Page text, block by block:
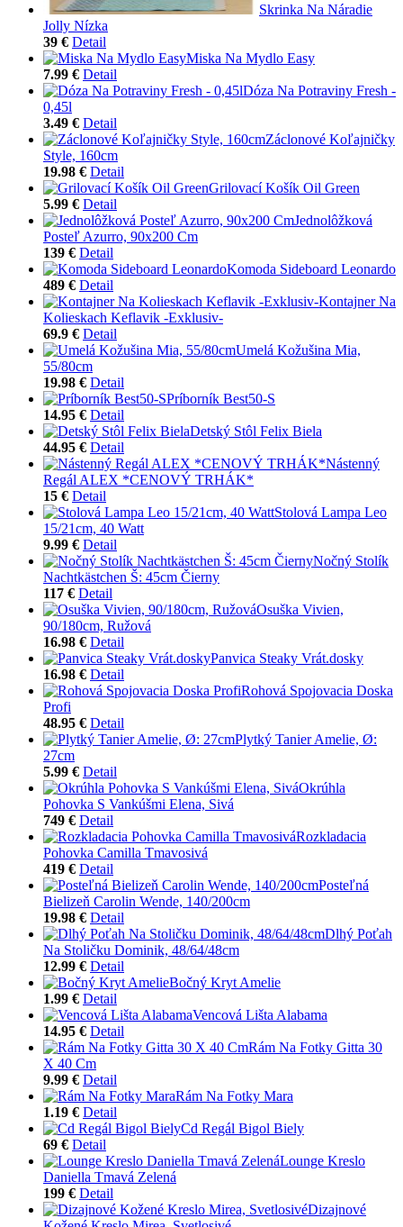
Skrinka Na Náradie
Jolly Nízka
39 € Detail
Miska Na Mydlo Easy
7.99 € Detail
Dóza Na Potraviny Fresh -
0,45l
3.49 € Detail
Záclonové Koľajničky
Style, 160cm
19.98 € Detail
Grilovací Košík Oil Green
5.99 € Detail
Jednolôžková
Posteľ Azurro, 90x200 Cm
139 € Detail
Komoda Sideboard Leonardo
489 € Detail
Kontajner Na
Kolieskach Keflavik -Exklusiv-
69.9 € Detail
Umelá Kožušina Mia,
55/80cm
19.98 € Detail
Príborník Best50-S
14.95 € Detail
Detský Stôl Felix Biela
44.95 € Detail
Nástenný
Regál ALEX *CENOVÝ TRHÁK*
15 € Detail
Stolová Lampa Leo
15/21cm, 40 Watt
9.99 € Detail
Nočný Stolík
Nachtkästchen Š: 45cm Čierny
117 € Detail
Osuška Vivien,
90/180cm, Ružová
16.98 € Detail
Panvica Steaky Vrát.dosky
16.98 € Detail
Rohová Spojovacia Doska
Profi
48.95 € Detail
Plytký Tanier Amelie, Ø:
27cm
5.99 € Detail
Okrúhla
Pohovka S Vankúšmi Elena, Sivá
749 € Detail
Rozkladacia
Pohovka Camilla Tmavosivá
419 € Detail
Posteľná
Bielizeň Carolin Wende, 140/200cm
19.98 € Detail
Dlhý Poťah
Na Stoličku Dominik, 48/64/48cm
12.99 € Detail
Bočný Kryt Amelie
1.99 € Detail
Vencová Lišta Alabama
14.95 € Detail
Rám Na Fotky Gitta 30
X 40 Cm
9.99 € Detail
Rám Na Fotky Mara
1.19 € Detail
Cd Regál Bigol Biely
69 € Detail
Lounge Kreslo
Daniella Tmavá Zelená
199 € Detail
Dizajnové